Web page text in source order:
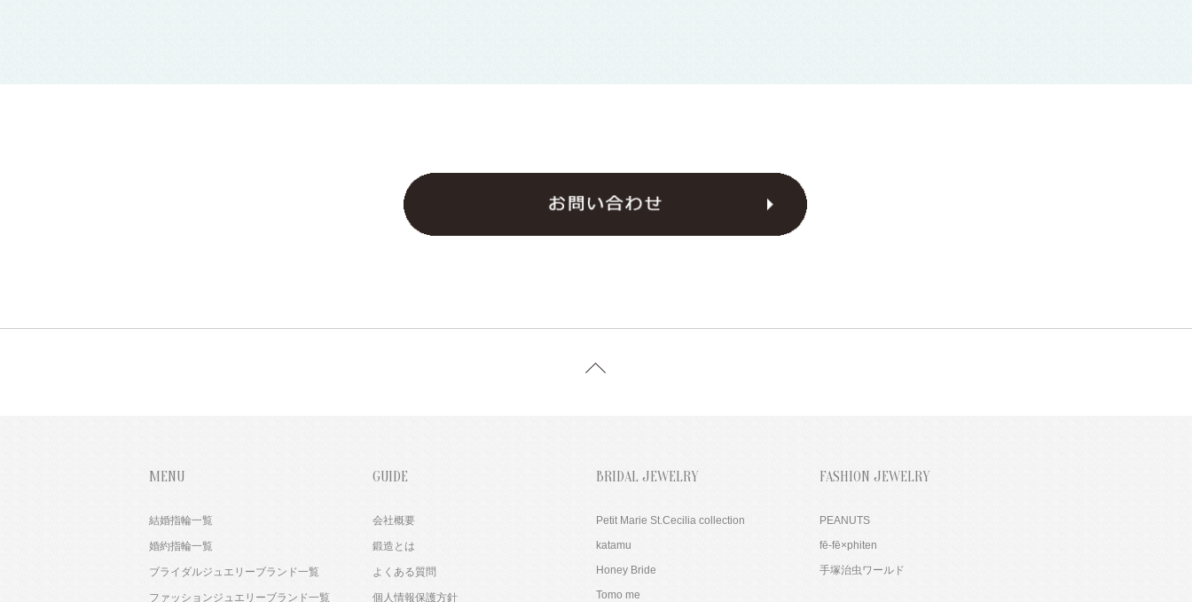
MENU
結婚指輪一覧
婚約指輪一覧
ブライダルジュエリーブランド一覧
ファッションジュエリーブランド一覧
GUIDE
会社概要
鍛造とは
よくある質問
個人情報保護方針
BRIDAL JEWELRY
Petit Marie St.Cecilia collection
katamu
Honey Bride
Tomo me
FASHION JEWELRY
PEANUTS
fē-fē×phiten
手塚治虫ワールド